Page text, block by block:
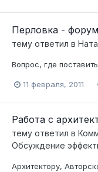
Перловка -
тему ответил в
Вопрос, где
11 февраля, 2011
Работа с
тему ответил в
Обсуждение
Архитектору,